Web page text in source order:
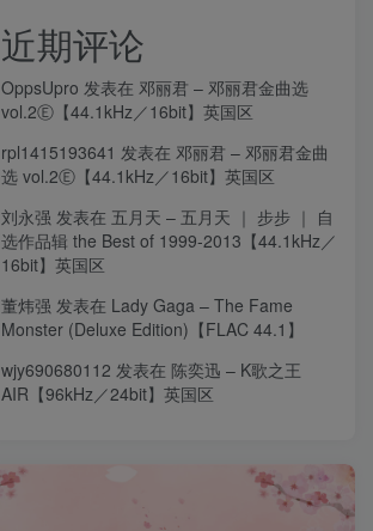
近期评论
OppsUpro 发表在 邓丽君 – 邓丽君金曲选
vol.2Ⓔ【44.1kHz／16bit】英国区
rpl1415193641 发表在 邓丽君 – 邓丽君金曲
选 vol.2Ⓔ【44.1kHz／16bit】英国区
刘永强 发表在 五月天 – 五月天 ｜ 步步 ｜ 自
选作品辑 the Best of 1999-2013【44.1kHz／
16bit】英国区
董炜强 发表在 Lady Gaga – The Fame
Monster (Deluxe Edition)【FLAC 44.1】
wjy690680112 发表在 陈奕迅 – K歌之王
AIR【96kHz／24bit】英国区